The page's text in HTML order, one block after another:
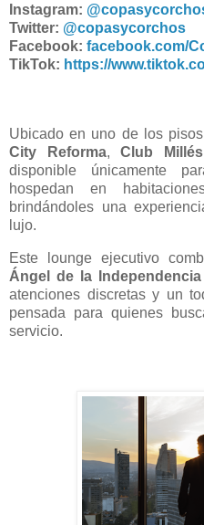
Instagram:
Twitter: @copasycorchos
Facebook: facebook.com/
TikTok: https://
Ubicado en uno de los
City Reforma,Club
disponible únicamente
hospedan en
brindándoles una
lujo.
Este lounge ejecutivo
Ángel de la Independencia
atenciones discretas y un
pensada para quienes
servicio.